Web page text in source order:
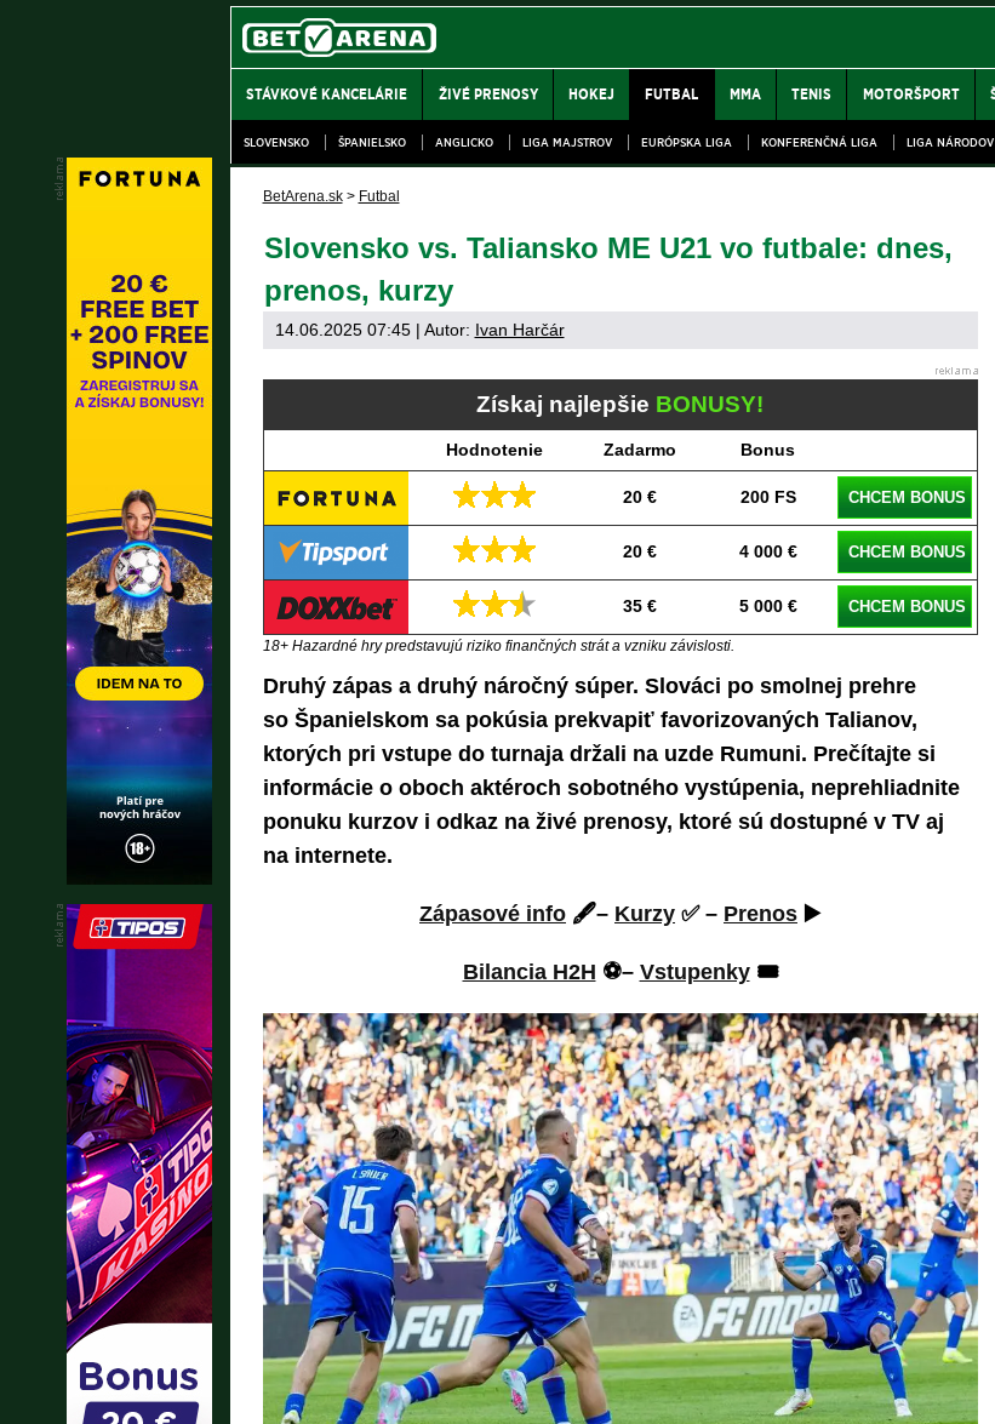
STÁVKOVÉ KANCELÁRIE ŽIVÉ PRENOSY HOKEJ FUTBAL MMA TENIS MOTORŠPORT
SLOVENSKO ŠPANIELSKO ANGLICKO LIGA MAJSTROV EURÓPSKA LIGA KONFERENČNÁ LIGA LIGA NÁRODOV
BetArena.sk > Futbal
Slovensko vs. Taliansko ME U21 vo futbale: dnes,
prenos, kurzy
14.06.2025 07:45| Autor: Ivan Harčár
Získaj najlepšie BONUSY!
Hodnotenie Zadarmo Bonus
20 € 200 FS CHCEM BONUS
20 € 4 000 € CHCEM BONUS
35 € 5 000 € CHCEM BONUS
18+ Hazardné hry predstavujú riziko finančných strát a vzniku závislosti.
Druhý zápas a druhý náročný súper. Slováci po smolnej prehre
so Španielskom sa pokúsia prekvapiť favorizovaných Talianov,
ktorých pri vstupe do turnaja držali na uzde Rumuni. Prečítajte si
informácie o oboch aktéroch sobotného vystúpenia, neprehliadnite
ponuku kurzov i odkaz na živé prenosy, ktoré sú dostupné v TV aj
na internete.
Zápasové info 🖋️– Kurzy ✅ – Prenos ▶️
Bilancia H2H ⚽– Vstupenky🎟️